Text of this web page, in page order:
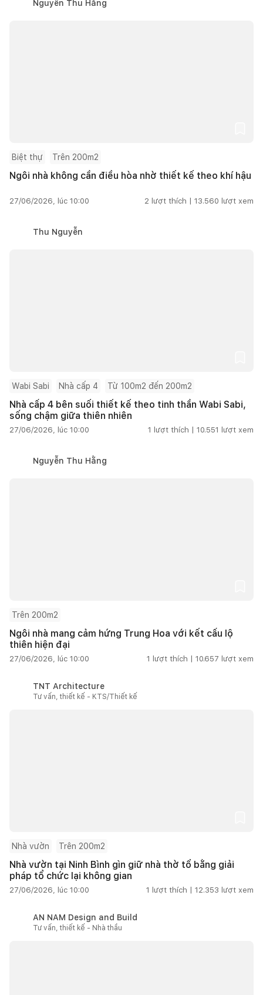
Nguyễn Thu Hằng
Biệt thự Trên 200m2
Ngôi nhà không cần điều hòa nhờ thiết kế theo khí hậu
27/06/2026, lúc 10:00 2 lượt thích | 13.560 lượt xem
Thu Nguyễn
Wabi Sabi Nhà cấp 4 Từ 100m2 đến 200m2
Nhà cấp 4 bên suối thiết kế theo tinh thần Wabi Sabi,
sống chậm giữa thiên nhiên
27/06/2026, lúc 10:00 1 lượt thích | 10.551 lượt xem
Nguyễn Thu Hằng
Trên 200m2
Ngôi nhà mang cảm hứng Trung Hoa với kết cấu lộ
thiên hiện đại
27/06/2026, lúc 10:00 1 lượt thích | 10.657 lượt xem
TNT Architecture
Tư vấn, thiết kế - KTS/Thiết kế
Nhà vườn Trên 200m2
Nhà vườn tại Ninh Bình gìn giữ nhà thờ tổ bằng giải
pháp tổ chức lại không gian
27/06/2026, lúc 10:00 1 lượt thích | 12.353 lượt xem
AN NAM Design and Build
Tư vấn, thiết kế - Nhà thầu